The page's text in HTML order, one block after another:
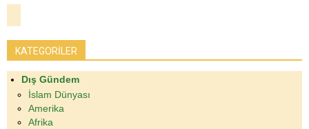
KATEGORİLER
Dış Gündem
İslam Dünyası
Amerika
Afrika